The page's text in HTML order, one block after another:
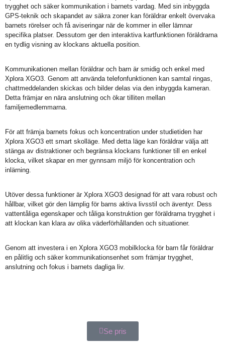
trygghet och säker kommunikation i barnets vardag. Med sin inbyggda
GPS-teknik och skapandet av säkra zoner kan föräldrar enkelt övervaka
barnets rörelser och få aviseringar när de kommer in eller lämnar
specifika platser. Dessutom ger den interaktiva kartfunktionen föräldrarna
en tydlig visning av klockans aktuella position.
Kommunikationen mellan föräldrar och barn är smidig och enkel med
Xplora XGO3. Genom att använda telefonfunktionen kan samtal ringas,
chattmeddelanden skickas och bilder delas via den inbyggda kameran.
Detta främjar en nära anslutning och ökar tilliten mellan
familjemedlemmarna.
För att främja barnets fokus och koncentration under studietiden har
Xplora XGO3 ett smart skolläge. Med detta läge kan föräldrar välja att
stänga av distraktioner och begränsa klockans funktioner till en enkel
klocka, vilket skapar en mer gynnsam miljö för koncentration och
inlärning.
Utöver dessa funktioner är Xplora XGO3 designad för att vara robust och
hållbar, vilket gör den lämplig för barns aktiva livsstil och äventyr. Dess
vattentåliga egenskaper och tåliga konstruktion ger föräldrarna trygghet i
att klockan kan klara av olika väderförhållanden och situationer.
Genom att investera i en Xplora XGO3 mobilklocka för barn får föräldrar
en pålitlig och säker kommunikationsenhet som främjar trygghet,
anslutning och fokus i barnets dagliga liv.
Se pris